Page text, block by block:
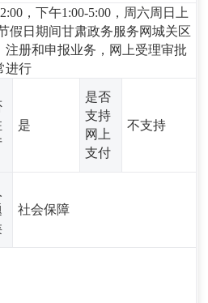
，下午1:00-5:00，周六周日上
假日期间甘肃政务服务网城关区
注册和申报业务，网上受理审批
进行
是
是否
支持
网上
支付
不支持
社会保障